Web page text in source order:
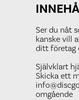
Ser du nåt
kanske vill
ditt företag
Självklart
Skicka ett
omgående